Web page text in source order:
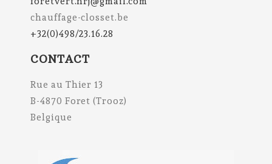
chauffage-closset.be
+32(0)498/23.16.28
CONTACT
Rue au Thier 13
B-4870 Foret (Trooz)
Belgique